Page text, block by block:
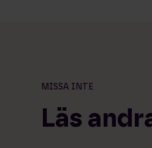
MISSA INTE
Läs